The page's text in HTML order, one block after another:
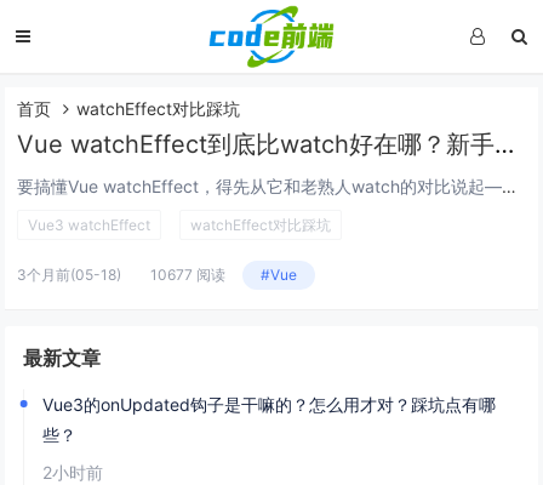
首页 watchEffect对比踩坑
Vue watchEffect到底比watch好在哪？新手应该怎么用不踩坑？
要搞懂Vue watchEffect，得先从它和老熟人watch的对比说起——很多新手刚接触Composition API时，会觉得这俩都是“监听数据变化做事”的API，用哪个都行，但其实场景完全不一样，甚至可以说没有直接的“谁替代谁”关系...
Vue3 watchEffect watchEffect对比踩坑
3个月前(05-18) 10677 阅读 #Vue
最新文章
Vue3的onUpdated钩子是干嘛的？怎么用才对？踩坑点有哪
些？
2小时前